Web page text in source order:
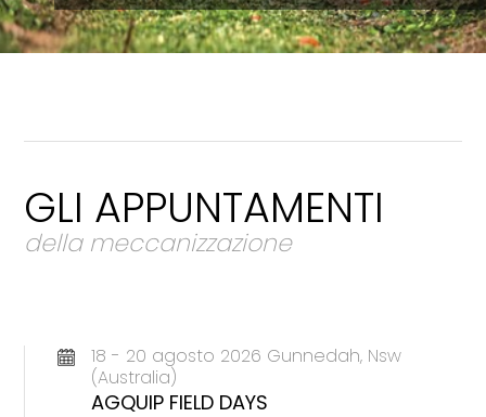
GLI APPUNTAMENTI
della meccanizzazione
18 - 20 agosto 2026 Gunnedah, Nsw
(Australia)
AGQUIP FIELD DAYS